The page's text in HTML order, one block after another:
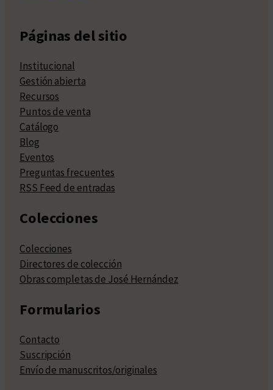
Páginas del sitio
Institucional
Gestión abierta
Recursos
Puntos de venta
Catálogo
Blog
Eventos
Preguntas frecuentes
RSS Feed de entradas
Colecciones
Colecciones
Directores de colección
Obras completas de José Hernández
Formularios
Contacto
Suscripción
Envío de manuscritos/originales